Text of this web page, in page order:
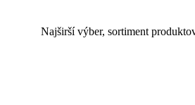
Najširší výber, sortiment